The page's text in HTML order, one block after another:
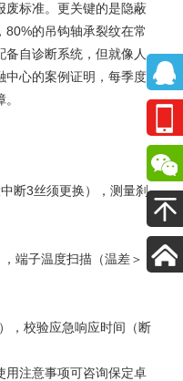
标准。更关键的是隐蔽
的吊钩轴承裂纹在常
自诊断系统，但就像人
中心的案例证明，每季度
断3丝须更换），测量刹
端子温度扫描（温差＞
，校验应急响应时间（断
用注意事项可咨询保定卓